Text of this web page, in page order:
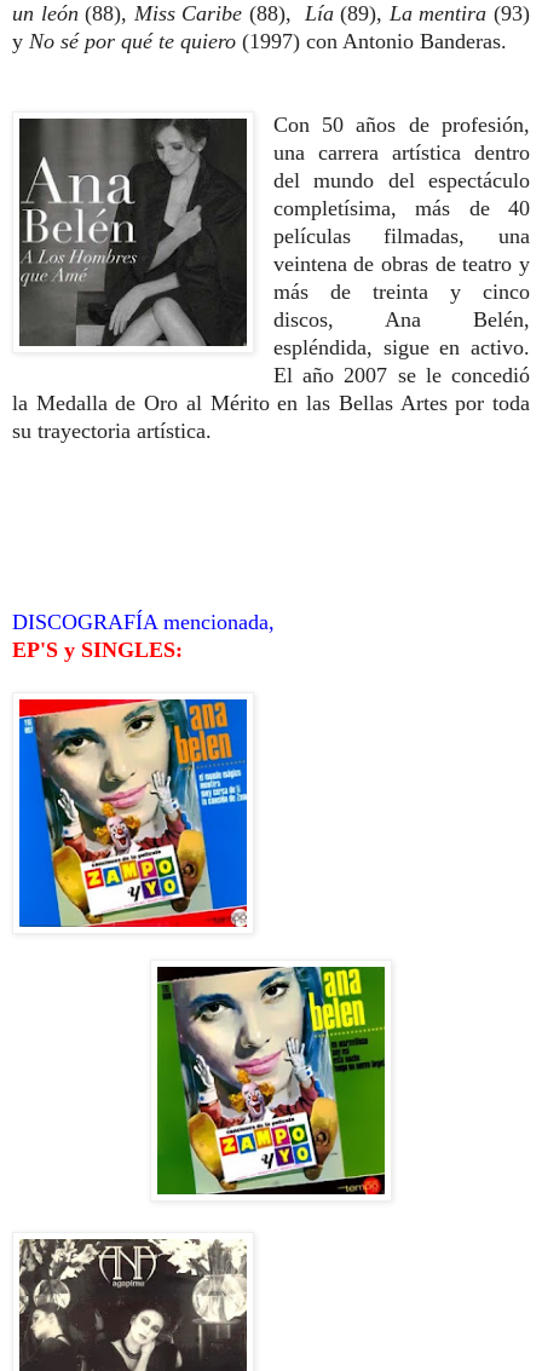
un león(88), Miss Caribe (88), Lía(89), La mentira(93)
y No sé por qué te quiero (1997) con Antonio Banderas.
Con 50 años de profesión,
una carrera artística dentro
del mundo del espectáculo
completísima, más de 40
películas filmadas, una
veintena de obras de teatro y
más de treinta y cinco
discos, Ana Belén,
espléndida, sigue en activo.
El año 2007 se le concedió
la Medalla de Oro al Mérito en las Bellas Artes por toda
su trayectoria artística.
DISCOGRAFÍA mencionada,
EP'S y SINGLES: